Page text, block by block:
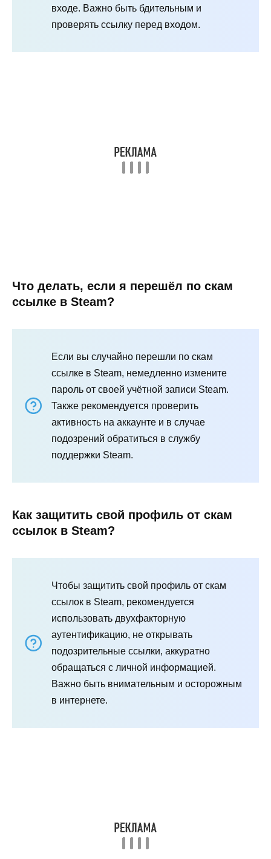
входе. Важно быть бдительным и
проверять ссылку перед входом.
Что делать, если я перешёл по скам
ссылке в Steam?
Если вы случайно перешли по скам
ссылке в Steam, немедленно измените
пароль от своей учётной записи Steam.
Также рекомендуется проверить
активность на аккаунте и в случае
подозрений обратиться в службу
поддержки Steam.
Как защитить свой профиль от скам
ссылок в Steam?
Чтобы защитить свой профиль от скам
ссылок в Steam, рекомендуется
использовать двухфакторную
аутентификацию, не открывать
подозрительные ссылки, аккуратно
обращаться с личной информацией.
Важно быть внимательным и осторожным
в интернете.